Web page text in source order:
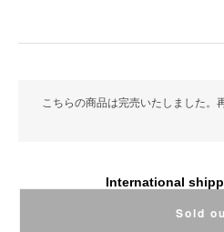
こちらの商品は完売いたしました。
International
Sold